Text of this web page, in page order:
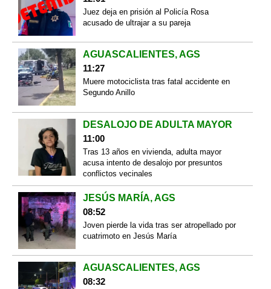
Juez deja en prisión al Policía Rosa
acusado de ultrajar a su pareja
AGUASCALIENTES, AGS
11:27
Muere motociclista tras fatal accidente en
Segundo Anillo
DESALOJO DE ADULTA MAYOR
11:00
Tras 13 años en vivienda, adulta mayor
acusa intento de desalojo por presuntos
conflictos vecinales
JESÚS MARÍA, AGS
08:52
Joven pierde la vida tras ser atropellado por
cuatrimoto en Jesús María
AGUASCALIENTES, AGS
08:32